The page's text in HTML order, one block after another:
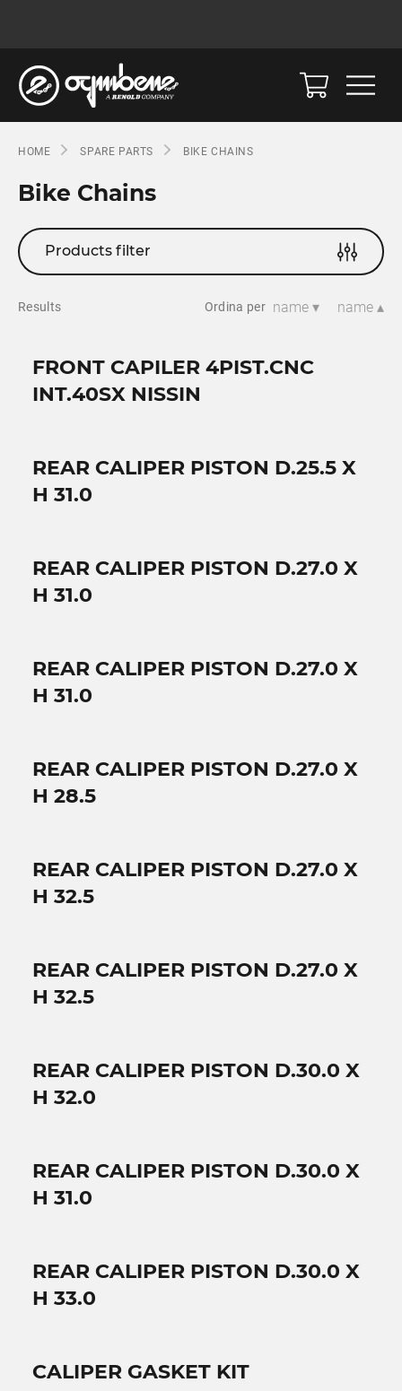
HOME SPARE PARTS BIKE CHAINS
Bike Chains
Products filter
Results Ordina per name ▾ name ▴
FRONT CAPILER 4PIST.CNC
INT.40SX NISSIN
REAR CALIPER PISTON D.25.5 X
H 31.0
REAR CALIPER PISTON D.27.0 X
H 31.0
REAR CALIPER PISTON D.27.0 X
H 31.0
REAR CALIPER PISTON D.27.0 X
H 28.5
REAR CALIPER PISTON D.27.0 X
H 32.5
REAR CALIPER PISTON D.27.0 X
H 32.5
REAR CALIPER PISTON D.30.0 X
H 32.0
REAR CALIPER PISTON D.30.0 X
H 31.0
REAR CALIPER PISTON D.30.0 X
H 33.0
CALIPER GASKET KIT